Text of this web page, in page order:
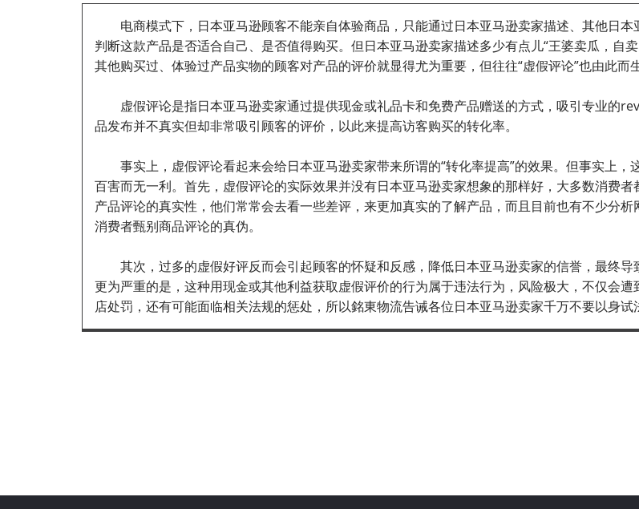
电商模式下，日本亚马逊顾客不能亲自体验商品，只能通过日本亚马逊卖家描述、其他日本
判断这款产品是否适合自己、是否值得购买。但日本亚马逊卖家描述多少有点儿“王婆卖瓜，自
其他购买过、体验过产品实物的顾客对产品的评价就显得尤为重要，但往往“虚假评论”也由此而生
虚假评论是指日本亚马逊卖家通过提供现金或礼品卡和免费产品赠送的方式，吸引专业的
品发布并不真实但却非常吸引顾客的评价，以此来提高访客购买的转化率。
事实上，虚假评论看起来会给日本亚马逊卖家带来所谓的“转化率提高”的效果。但事实上，
百害而无一利。首先，虚假评论的实际效果并没有日本亚马逊卖家想象的那样好，大多数消费者
产品评论的真实性，他们常常会去看一些差评，来更加真实的了解产品，而且目前也有不少分析
消费者甄别商品评论的真伪。
其次，过多的虚假好评反而会引起顾客的怀疑和反感，降低日本亚马逊卖家的信誉，最终导
更为严重的是，这种用现金或其他利益获取虚假评价的行为属于违法行为，风险极大，不仅会遭
店处罚，还有可能面临相关法规的惩处，所以銘東物流告诫各位日本亚马逊卖家千万不要以身试